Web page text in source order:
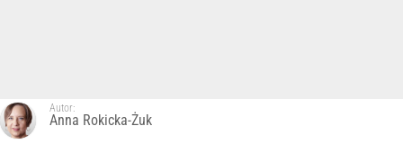
Autor:
Anna Rokicka-Żuk